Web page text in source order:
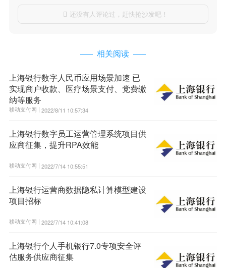
 还没有人评论过，赶快抢沙发吧！
相关阅读
上海银行数字人民币应用场景加速 已
实现商户收款、医疗场景支付、党费缴
纳等服务
移动支付网 | 2022/8/11 10:57:34
上海银行数字员工运营管理系统项目供
应商征集，提升RPA效能
移动支付网 | 2022/7/14 10:55:51
上海银行运营商数据隐私计算模型建设
项目招标
移动支付网 | 2022/7/14 10:41:08
上海银行个人手机银行7.0专项安全评
估服务供应商征集